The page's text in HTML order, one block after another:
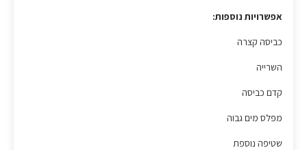
אפשרויות נוספות:
כביסה קצרה
השרייה
קדם כביסה
מפלס מים גבוה
שטיפה נוספת